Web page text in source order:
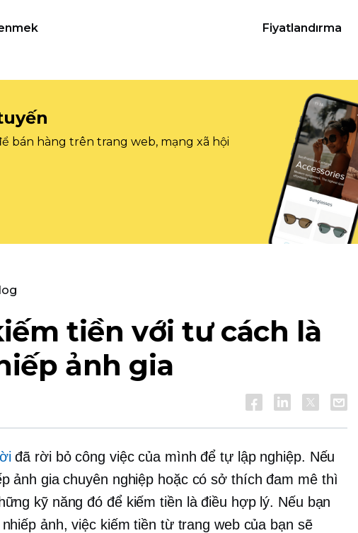
Fiyatlandırma
bán hàng trên trang web, mạng xã hội
tiền với tư cách là
ảnh gia
đã rời bỏ công việc của mình để tự lập nghiệp. Nếu
ảnh gia chuyên nghiệp hoặc có sở thích đam mê thì
kỹ năng đó để kiếm tiền là điều hợp lý. Nếu bạn
ảnh, việc kiếm tiền từ trang web của bạn sẽ